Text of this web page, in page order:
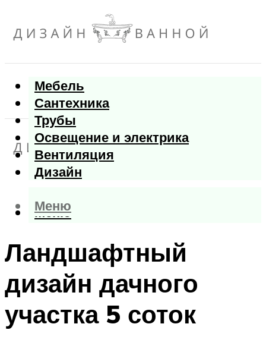
Мебель
Сантехника
Трубы
Освещение и электрика
Вентиляция
Дизайн
Меню
Меню
Ландшафтный
дизайн дачного
участка 5 соток